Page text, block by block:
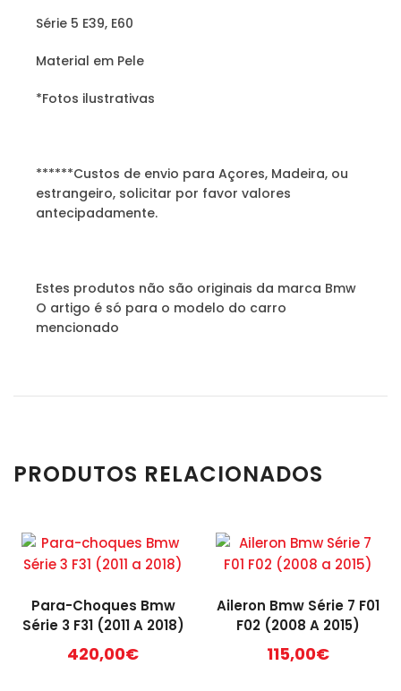
Série 5 E39, E60
Material em Pele
*Fotos ilustrativas
******Custos de envio para Açores, Madeira, ou
estrangeiro, solicitar por favor valores
antecipadamente.
Estes produtos não são originais da marca Bmw
O artigo é só para o modelo do carro
mencionado
PRODUTOS RELACIONADOS
Para-Choques Bmw
Série 3 F31 (2011 A 2018)
420,00€
Aileron Bmw Série 7 F01
F02 (2008 A 2015)
115,00€